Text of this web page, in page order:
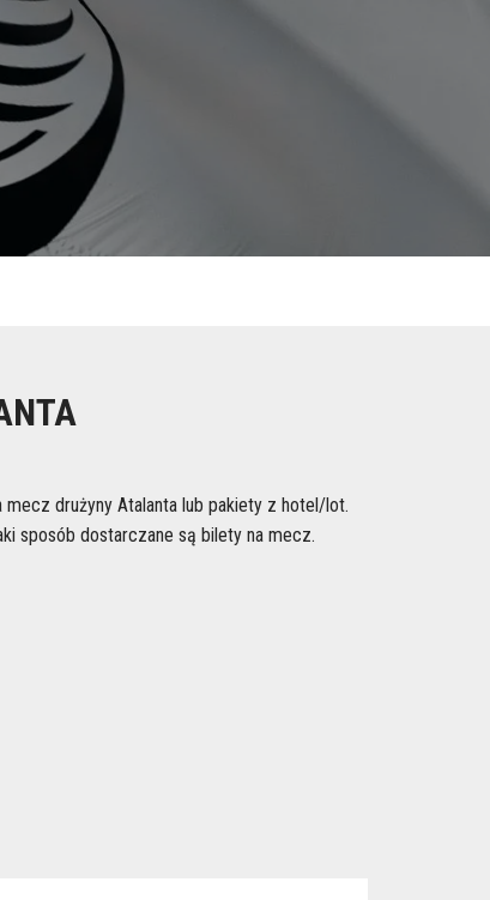
drużyny Atalanta lub pakiety z hotel/lot.
sposób dostarczane są bilety na mecz.